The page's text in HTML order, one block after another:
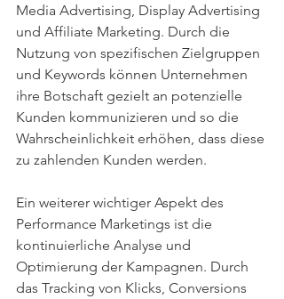
Media Advertising, Display Advertising
und Affiliate Marketing. Durch die
Nutzung von spezifischen Zielgruppen
und Keywords können Unternehmen
ihre Botschaft gezielt an potenzielle
Kunden kommunizieren und so die
Wahrscheinlichkeit erhöhen, dass diese
zu zahlenden Kunden werden.
Ein weiterer wichtiger Aspekt des
Performance Marketings ist die
kontinuierliche Analyse und
Optimierung der Kampagnen. Durch
das Tracking von Klicks, Conversions